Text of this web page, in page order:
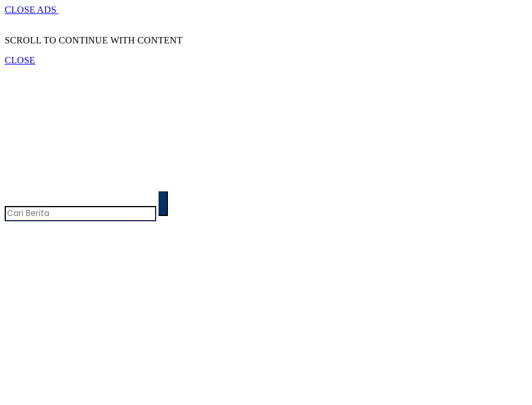
CLOSE ADS
SCROLL TO CONTINUE WITH CONTENT
CLOSE